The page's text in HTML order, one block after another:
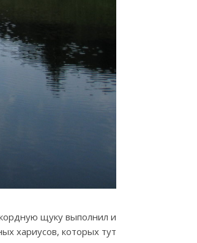
щуку выполнил и
хариусов, которых тут